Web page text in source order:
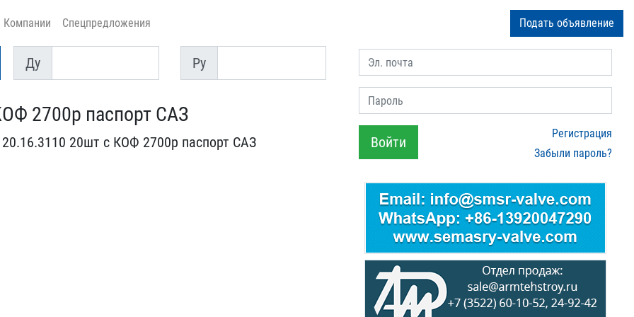
Компании Спецпредложения
Подать объявление
Ду
Ду
Py
Py
2700р пасп​орт САЗ
20шт с КОФ 2700р п​аспорт САЗ
Эл. почта
Пароль
Войти
Регистрация
Забыли пароль?